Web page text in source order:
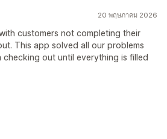
20 พฤษภาคม 2026
customers not completing their
This app solved all our problems
out until everything is filled